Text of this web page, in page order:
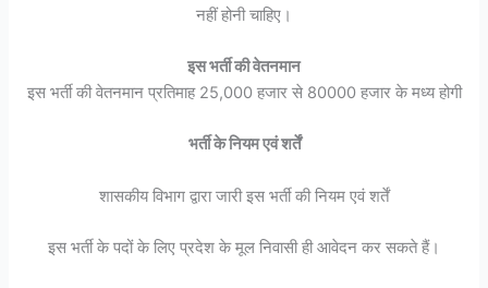
नहीं होनी चाहिए।
इस भर्ती की वेतनमान
इस भर्ती की वेतनमान प्रतिमाह 25,000 हजार से 80000 हजार के मध्य होगी
भर्ती के नियम एवं शर्तें
शासकीय विभाग द्वारा जारी इस भर्ती की नियम एवं शर्तें
इस भर्ती के पदों के लिए प्रदेश के मूल निवासी ही आवेदन कर सकते हैं।